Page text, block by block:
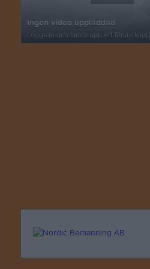
Ingen video uppladdad
Logga in och ladda upp ert första klipp